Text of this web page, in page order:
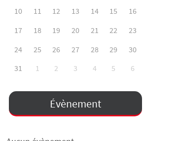
10
11 12 13 14 15
16
17
18 19 20 21 22
23
24
25 26 27 28 29
30
31
1 2 3 4 5 6
Évènement